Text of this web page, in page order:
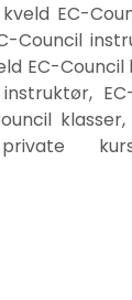
EC-
Council
EC-Council